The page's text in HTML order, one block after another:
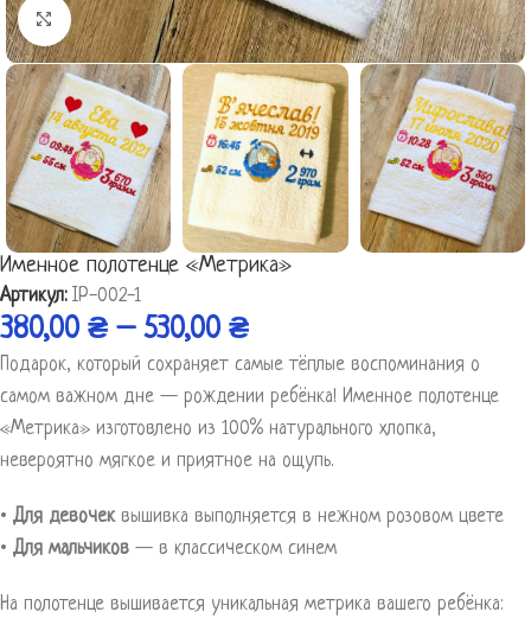
Click to enlarge
Именное полотенце «Метрика»
Артикул: ІР-002-1
380,00 ₴ – 530,00 ₴
Подарок, который сохраняет самые тёплые воспоминания о
самом важном дне — рождении ребёнка! Именное полотенце
«Метрика» изготовлено из 100% натурального хлопка,
невероятно мягкое и приятное на ощупь.
• Для девочеквышивка выполняется в нежном розовом цвете
• Для мальчиков — в классическом синем
На полотенце вышивается уникальная метрика вашего ребёнка: